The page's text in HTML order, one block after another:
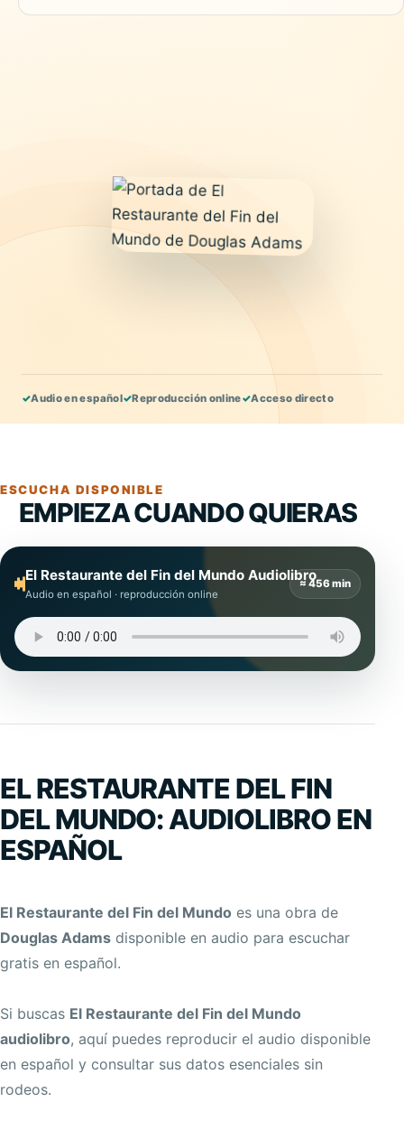
✓Audio en español✓Reproducción online✓Acceso directo
ESCUCHA DISPONIBLE
EMPIEZA CUANDO QUIERAS
El Restaurante del Fin del Mundo Audiolibro
Audio en español · reproducción online
≈ 456 min
EL RESTAURANTE DEL FIN
DEL MUNDO: AUDIOLIBRO EN
ESPAÑOL
El Restaurante del Fin del Mundo es una obra de
Douglas Adams disponible en audio para escuchar
gratis en español.
Si buscas El Restaurante del Fin del Mundo
audiolibro, aquí puedes reproducir el audio disponible
en español y consultar sus datos esenciales sin
rodeos.